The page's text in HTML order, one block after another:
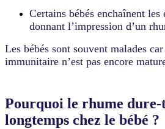
Certains bébés enchaînent
donnant l’impression d’un
Les bébés sont souvent malades
immunitaire n’est pas encore
Pourquoi le rhume
longtemps chez le bébé ?